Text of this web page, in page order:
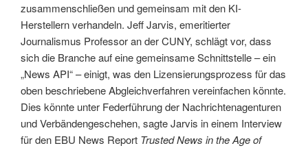
zusammenschließen und gemeinsam mit den KI-
Herstellern verhandeln. Jeff Jarvis, emeritierter
Journalismus Professor an der CUNY, schlägt vor, dass
sich die Branche auf eine gemeinsame Schnittstelle – ein
„News API“ – einigt, was den Lizensierungsprozess für das
oben beschriebene Abgleichverfahren vereinfachen könnte.
Dies könnte unter Federführung der Nachrichtenagenturen
und Verbändengeschehen, sagte Jarvis in einem Interview
für den EBU News Report Trusted News in the Age of